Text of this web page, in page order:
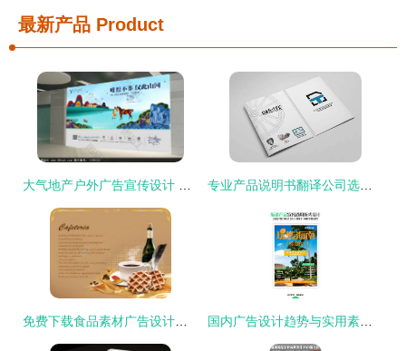
最新产品 Product